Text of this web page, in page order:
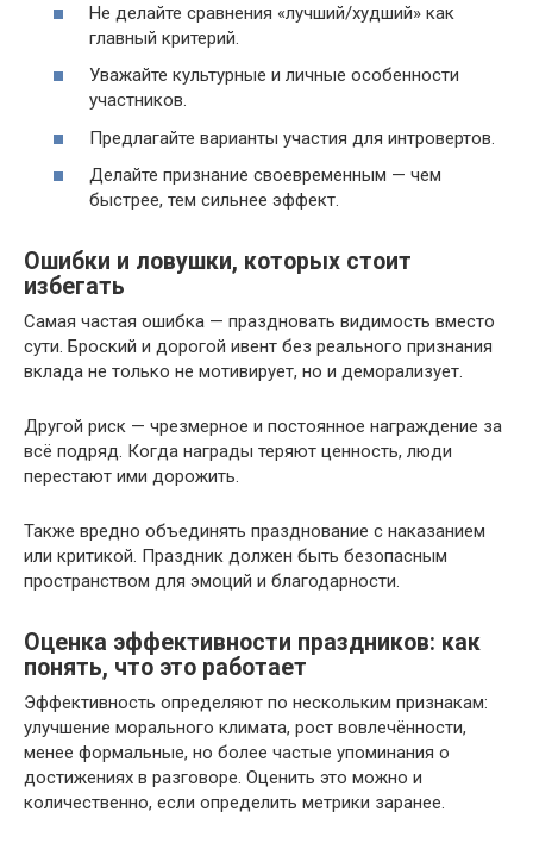
Не делайте сравнения «лучший/худший» как
главный критерий.
Уважайте культурные и личные особенности
участников.
Предлагайте варианты участия для интровертов.
Делайте признание своевременным — чем
быстрее, тем сильнее эффект.
Ошибки и ловушки, которых стоит
избегать
Самая частая ошибка — праздновать видимость вместо
сути. Броский и дорогой ивент без реального признания
вклада не только не мотивирует, но и деморализует.
Другой риск — чрезмерное и постоянное награждение за
всё подряд. Когда награды теряют ценность, люди
перестают ими дорожить.
Также вредно объединять празднование с наказанием
или критикой. Праздник должен быть безопасным
пространством для эмоций и благодарности.
Оценка эффективности праздников: как
понять, что это работает
Эффективность определяют по нескольким признакам:
улучшение морального климата, рост вовлечённости,
менее формальные, но более частые упоминания о
достижениях в разговоре. Оценить это можно и
количественно, если определить метрики заранее.